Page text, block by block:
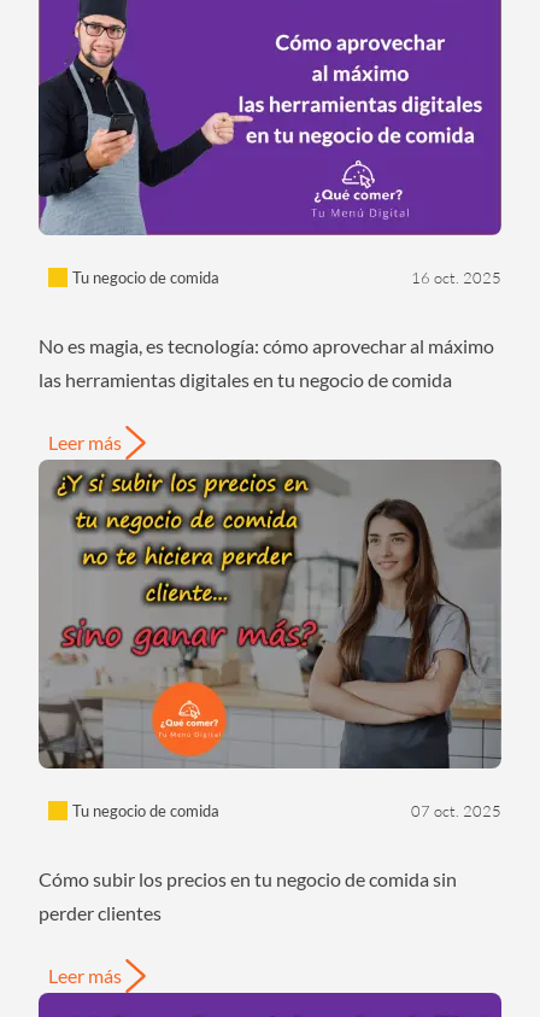
Tu negocio de comida 16 oct. 2025
No es magia, es tecnología: cómo aprovechar al máximo
las herramientas digitales en tu negocio de comida
Leer más
Tu negocio de comida 07 oct. 2025
Cómo subir los precios en tu negocio de comida sin
perder clientes
Leer más